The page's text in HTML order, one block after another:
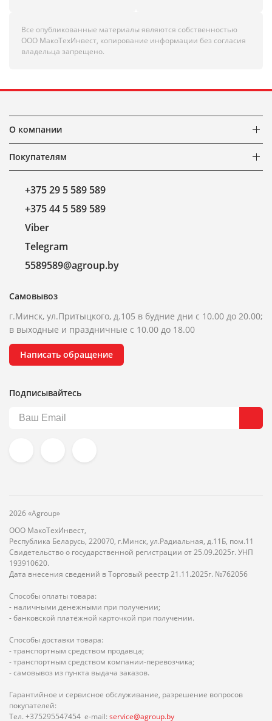
Все опубликованные материалы являются собственностью
ООО МакоТехИнвест, копирование информации без согласия
владельца запрещено.
О компании
Покупателям
+375 29 5 589 589
+375 44 5 589 589
Viber
Telegram
5589589@agroup.by
Самовывоз
г.Минск, ул.Притыцкого, д.105 в будние дни с 10.00 до 20.00;
в выходные и праздничные с 10.00 до 18.00
Написать обращение
Подписывайтесь
2026 «Agroup»
ООО МакоТехИнвест,
Республика Беларусь, 220070, г.Минск, ул.Радиальная, д.11Б, пом.11
Свидетельство о государственной регистрации от 25.09.2025г. УНП
193910620.
Дата внесения сведений в Торговый реестр 21.11.2025г. №762056
Способы оплаты товара:
- наличными денежными при получении;
- банковской платёжной карточкой при получении.
Способы доставки товара:
- транспортным средством продавца;
- транспортным средством компании-перевозчика;
- самовывоз из пункта выдача заказов.
Гарантийное и сервисное обслуживание, разрешение вопросов
покупателей:
Тел. +375295547454 e-mail: service@agroup.by